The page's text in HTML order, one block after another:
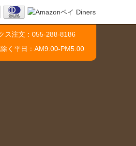
ス注文：055-288-8186
く平日：AM9:00-PM5:00